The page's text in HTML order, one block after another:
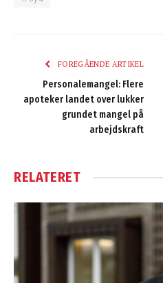
FOREGÅENDE ARTIKEL
Personalemangel: Flere
apoteker landet over lukker
grundet mangel på
arbejdskraft
RELATERET